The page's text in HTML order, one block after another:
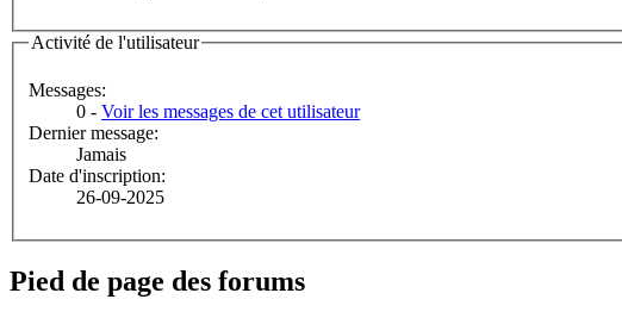
Activité de l'utilisateur
Messages:
0 - Voir les messages de cet utilisateur
Dernier message:
Jamais
Date d'inscription:
26-09-2025
Pied de page des forums